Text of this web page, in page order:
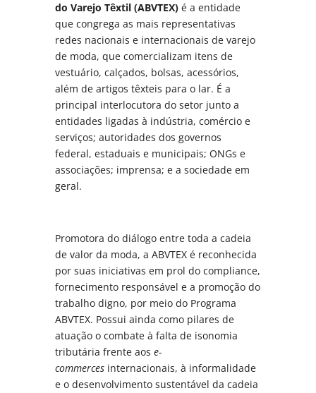
do Varejo Têxtil (ABVTEX) é a entidade
que congrega as mais representativas
redes nacionais e internacionais de varejo
de moda, que comercializam itens de
vestuário, calçados, bolsas, acessórios,
além de artigos têxteis para o lar. É a
principal interlocutora do setor junto a
entidades ligadas à indústria, comércio e
serviços; autoridades dos governos
federal, estaduais e municipais; ONGs e
associações; imprensa; e a sociedade em
geral.
Promotora do diálogo entre toda a cadeia
de valor da moda, a ABVTEX é reconhecida
por suas iniciativas em prol do compliance,
fornecimento responsável e a promoção do
trabalho digno, por meio do Programa
ABVTEX. Possui ainda como pilares de
atuação o combate à falta de isonomia
tributária frente aose-
commerces internacionais, à informalidade
e o desenvolvimento sustentável da cadeia